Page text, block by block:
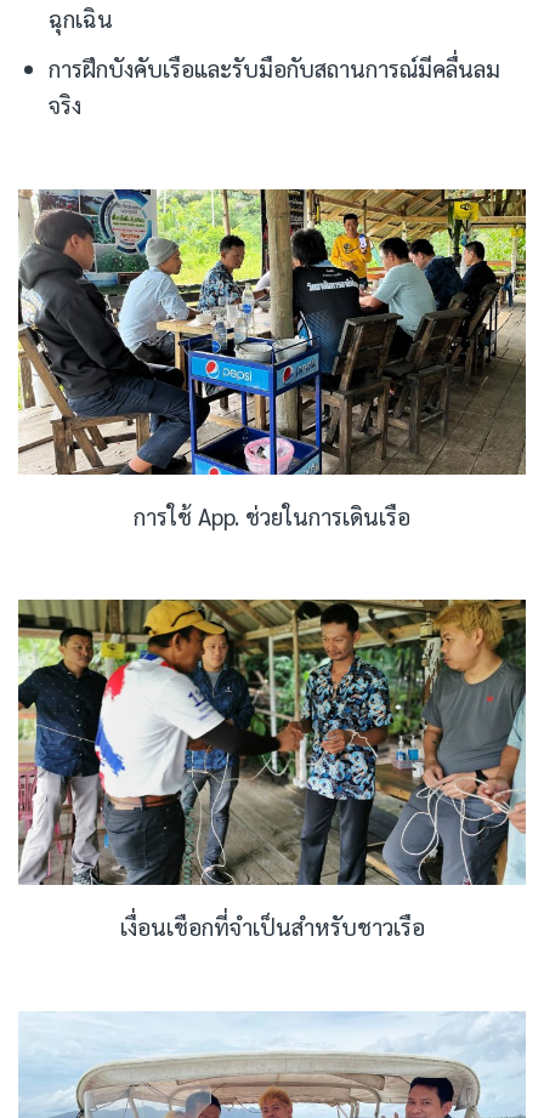
ฉุกเฉิน
การฝึกบังคับเรือและรับมือกับสถานการณ์มีคลื่นลม
จริง
การใช้ App. ช่วยในการเดินเรือ
เงื่อนเชือกที่จำเป็นสำหรับชาวเรือ